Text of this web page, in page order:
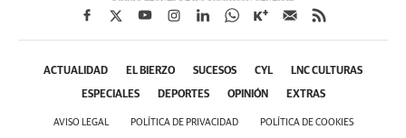
ACTUALIDAD EL BIERZO SUCESOS CYL LNC CULTURAS
ESPECIALES DEPORTES OPINIÓN EXTRAS
AVISO LEGAL POLÍTICA DE PRIVACIDAD POLÍTICA DE COOKIES